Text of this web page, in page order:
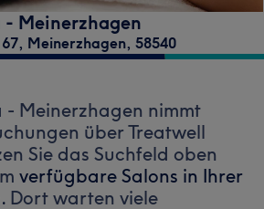
- Meinerzhagen
, Meinerzhagen, 58540
- Meinerzhagen nimmt
über Treatwell
Sie das Suchfeld oben
verfügbare Salons in Ihrer
Dort warten viele